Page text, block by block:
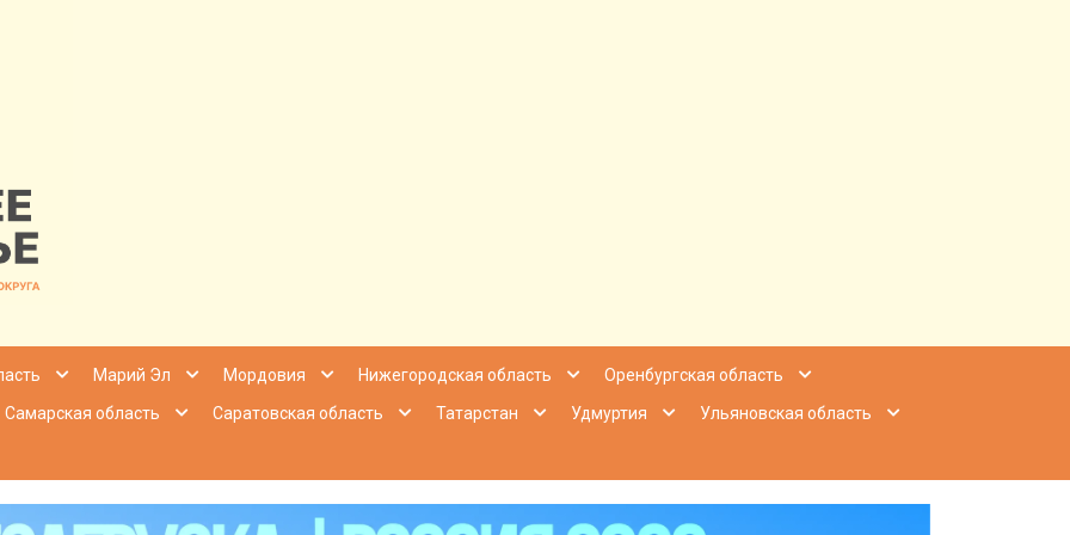
| Настоящее Приволжье
Марий Эл Мордовия Нижегородская область
Оренбургская область
Самарская область Саратовская область Татарстан Удмуртия
Ульяновская область